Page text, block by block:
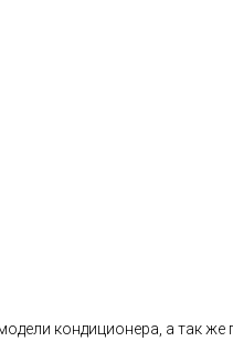
кондиционера, а так